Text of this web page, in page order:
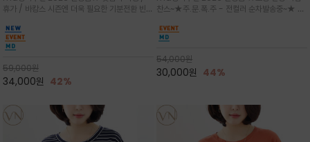
티지 프린트로 여름 하의와 모두 잘어울
리는 그래픽
휴가 / 바캉스 시즌엔 더욱 필요한 기분전환 빈티
부에 산뜻하게 닿는 프리미엄 /답답함 없는 라운
드 넥라인과 자연스럽게 어깨를 감싸는 캡슬리브
디자인이 팔 라인을 더욱 날씬
59,000원
34,000원 42%
피부에 잘 달라붙지 않아 통기성이 탁월
찬스~★주.문.폭.주 - 전컬러 순차발송중~★ 감
라인과 여유 있는 스탠다드 핏으로 부담 없이 착
용/과하지 않은 프린트 디테일이 룩에 세련된 위
트를 더해 데일리 룩에 포인트
54,000원
30,000원 44%